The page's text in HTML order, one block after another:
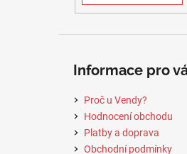
Informace pro
Proč u Vendy?
Hodnocení obchodu
Platby a doprava
Obchodní podmínky